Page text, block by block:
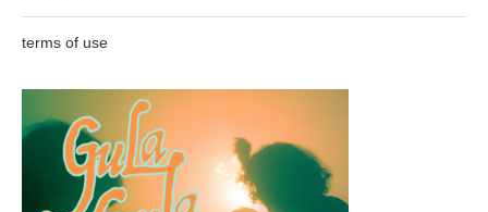
terms of use